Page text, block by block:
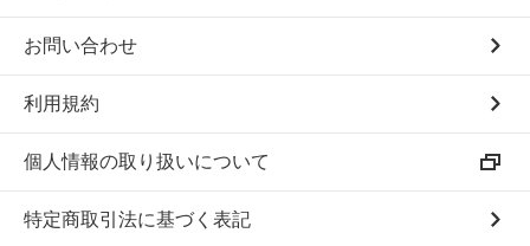
お問い合わせ
利用規約
個人情報の取り扱いについて
特定商取引法に基づく表記